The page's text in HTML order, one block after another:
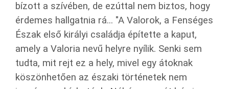
bízott a szívében, de ezúttal nem biztos, hogy
érdemes hallgatnia rá... "A Valorok, a Fenséges
Észak első királyi családja építette a kaput,
amely a Valoria nevű helyre nyílik. Senki sem
tudta, mit rejt ez a hely, mivel egy átoknak
köszönhetően az északi történetek nem